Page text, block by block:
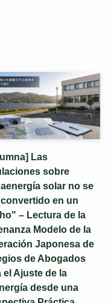
Las
sobre
solar no se
en un
– Lectura de la
Modelo de la
Japonesa de
de Abogados
el Ajuste de la
desde una